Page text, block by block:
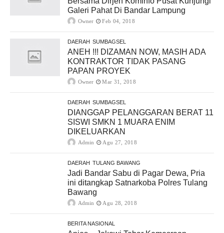
Galeri Pahat Di Bandar Lampung
Owner Feb 04, 2018
DAERAH SUMBAGSEL
ANEH !!! DIZAMAN NOW, MASIH ADA
KONTRAKTOR TIDAK PASANG
PAPAN PROYEK
Owner Mar 31, 2018
DAERAH SUMBAGSEL
DIANGGAP PELANGGARAN BERAT 11
SISWI SMKN 1 MUARA ENIM
DIKELUARKAN
Admin Agu 27, 2018
DAERAH TULANG BAWANG
Jadi Bandar Sabu di Pagar Dewa, Pria
ini ditangkap Satnarkoba Polres Tulang
Bawang
Admin Agu 28, 2018
BERITA NASIONAL